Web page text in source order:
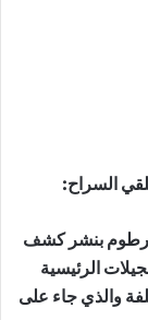
السراح:
بنشر كشف
الرئيسية
المختلفة والذي جاء على